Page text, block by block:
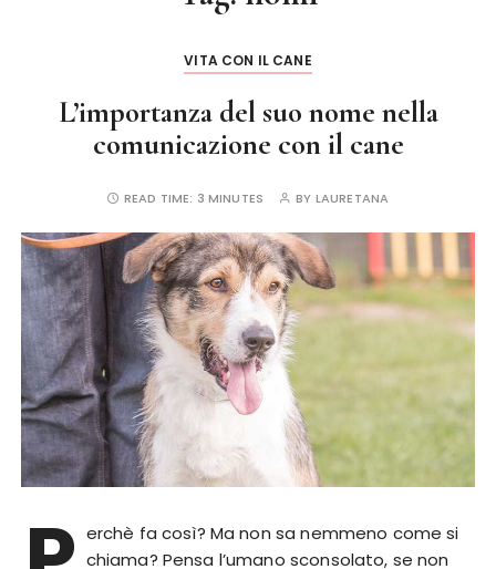
VITA CON IL CANE
L’importanza del suo nome nella
comunicazione con il cane
READ TIME: 3 MINUTES BY LAURETANA
erchè fa così? Ma non sa nemmeno come si
chiama? Pensa l’umano sconsolato, se non